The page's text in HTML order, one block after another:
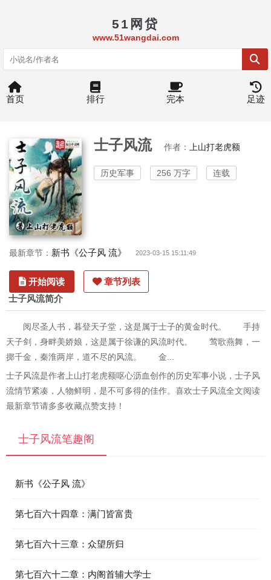
51网贷
www.51wangdai.com
首页 排行 完本 足迹
士子风流 作者： 上山打老虎额
历史军事 256 万字 连载
最新章节： 新书《公子风 流》 2023-03-15 15:11:49
开始阅读 章节列表
士子风流简介
阅尽圣人书，暮登天子堂，这是属于士子的黄金时代。 手持
天子剑，身畔美娇娘，这是属于徐谦的风流时代。 莺歌燕舞，一
掷千金，秦淮两岸，道不尽的风流。 金...
士子风流是作者上山打老虎额呕心沥血创作的历史军事小说，士子风
流情节紧凑，人物鲜明，是不可多得的佳作。喜欢士子风流全文阅读
最新章节请多多收藏点赞支持！
士子风流笔趣阁
新书《公子风 流》
第七百六十四章：满门皆富贵
第七百六十三章：众望所归
第七百六十二章：内阁首辅大学士